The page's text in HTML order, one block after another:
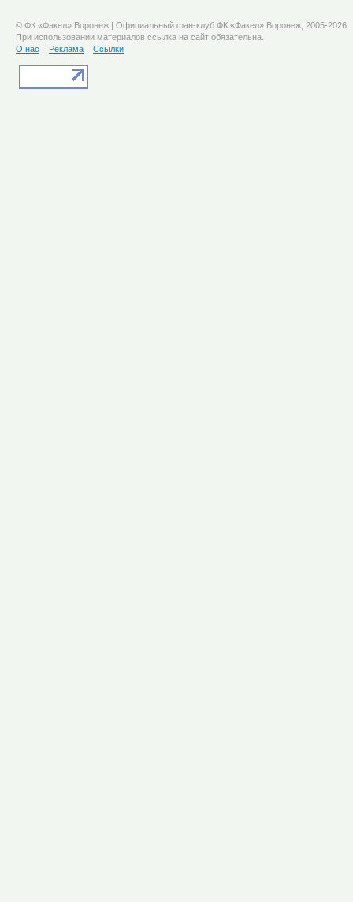
© ФК «Факел» Воронеж | Официальный фан-клуб ФК «Факел» Воронеж, 2005-2026
При использовании материалов ссылка на сайт обязательна.
О нас
Реклама Ссылки